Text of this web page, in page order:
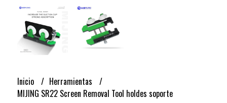
Inicio
Herramientas
MIJING SR22 Screen Removal Tool holdes soporte